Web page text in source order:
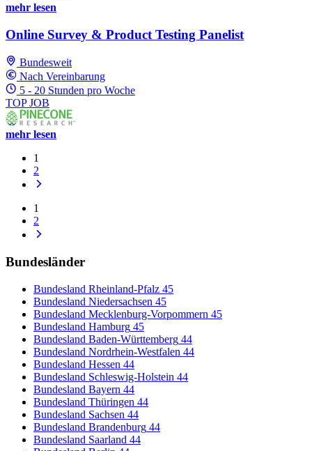
mehr lesen
Online Survey & Product Testing Panelist
Bundesweit
Nach Vereinbarung
5 - 20 Stunden pro Woche
TOP JOB
mehr lesen
1
2
1
2
Bundesländer
Bundesland Rheinland-Pfalz 45
Bundesland Niedersachsen 45
Bundesland Mecklenburg-Vorpommern 45
Bundesland Hamburg 45
Bundesland Baden-Württemberg 44
Bundesland Nordrhein-Westfalen 44
Bundesland Hessen 44
Bundesland Schleswig-Holstein 44
Bundesland Bayern 44
Bundesland Thüringen 44
Bundesland Sachsen 44
Bundesland Brandenburg 44
Bundesland Saarland 44